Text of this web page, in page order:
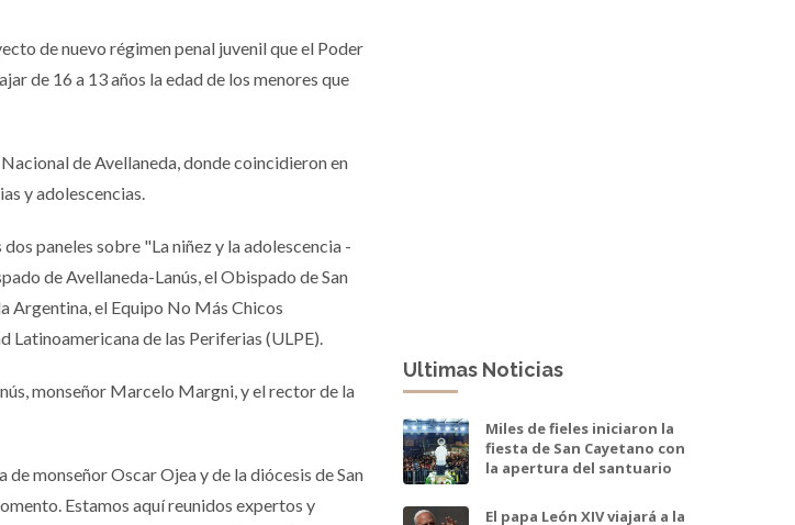
de nuevo régimen penal juvenil que el Poder
de 16 a 13 años la edad de los menores que
de Avellaneda, donde coincidieron en
y adolescencias.
paneles sobre "La niñez y la adolescencia -
de Avellaneda-Lanús, el Obispado de San
Argentina, el Equipo No Más Chicos
Latinoamericana de las Periferias (ULPE).
monseñor Marcelo Margni, y el rector de la
monseñor Oscar Ojea y de la diócesis de San
Estamos aquí reunidos expertos y
Ultimas Noticias
Miles de fieles iniciaron la
fiesta de San Cayetano con
la apertura del santuario
El papa León XIV viajará a la